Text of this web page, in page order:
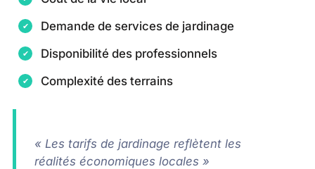
Demande de services de jardinage
Disponibilité des professionnels
Complexité des terrains
« Les tarifs de jardinage reflètent les
réalités économiques locales »